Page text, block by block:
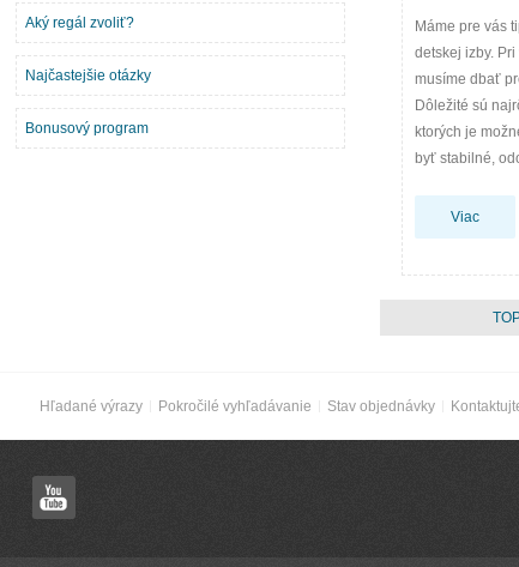
Máme pre vás
detskej izby.
musíme dbať
Dôležité sú
ktorých je
byť stabilné,
Viac
Aký regál zvoliť?
Najčastejšie otázky
Bonusový program
Hľadané výrazy Pokročilé vyhľadávanie Stav objednávky